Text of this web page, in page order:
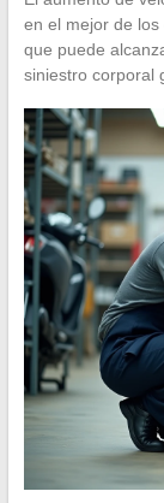
en el mejor de
que puede
siniestro corporal